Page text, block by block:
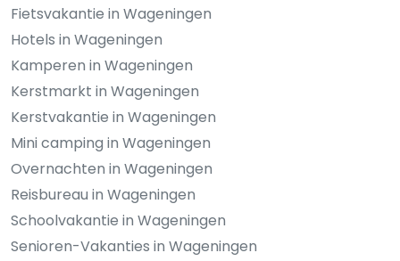
Fietsvakantie in Wageningen
Hotels in Wageningen
Kamperen in Wageningen
Kerstmarkt in Wageningen
Kerstvakantie in Wageningen
Mini camping in Wageningen
Overnachten in Wageningen
Reisbureau in Wageningen
Schoolvakantie in Wageningen
Senioren-Vakanties in Wageningen